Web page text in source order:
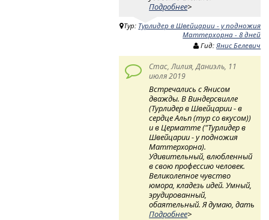
Подробнее>
Тур: Турлидер в Швейцарии - у подножия
Маттерхорна - 8 дней
Гид:Янис Белевич
Стас, Лилия, Даниэль, 11
июля 2019
Встречались с Янисом
дважды. В Виндерсвилле
(Турлидер в Швейцарии - в
сердце Альп (тур со вкусом))
и в Церматте ("Турлидер в
Швейцарии - у подножия
Маттерхорна).
Удивительный, влюбленный
в свою профессию человек.
Великолепное чувство
юмора, кладезь идей. Умный,
эрудированный,
обаятельный. Я думаю, дать
Подробнее>